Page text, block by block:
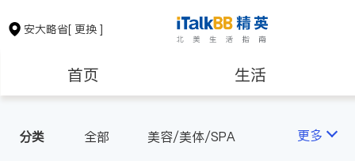
安大略省[ 更换 ]
首页 生活
分类 全部 美容/美体/SPA 更多